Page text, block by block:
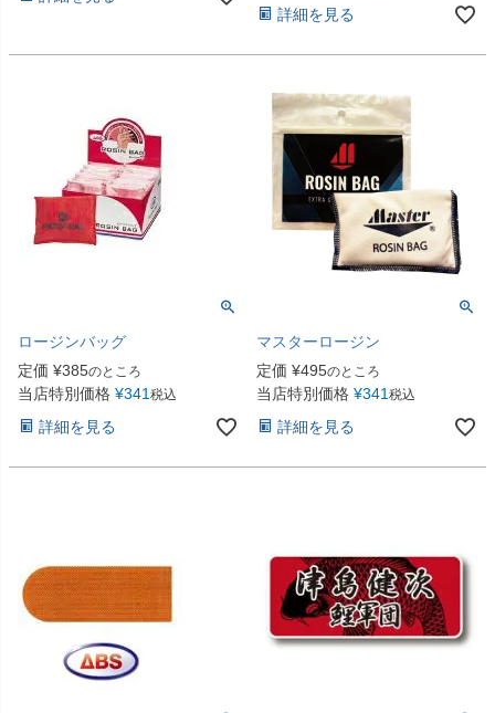
詳細を見る
ロージンバッグ
定価 ¥385のところ
当店特別価格 ¥341 税込
詳細を見る
マスターロージン
定価 ¥495のところ
当店特別価格 ¥341 税込
詳細を見る